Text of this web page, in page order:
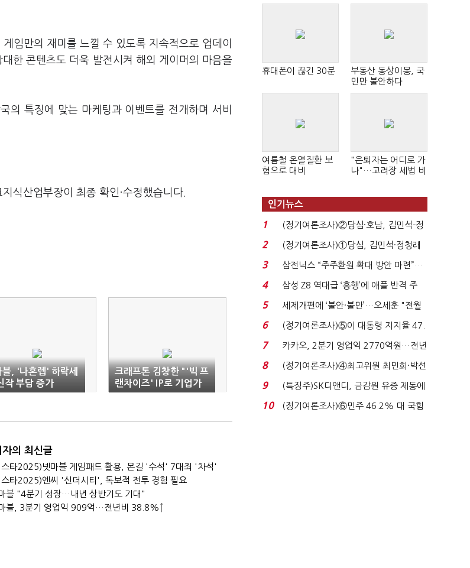
임만의 재미를 느낄 수 있도록 지속적으로 업데이
한 콘텐츠도 더욱 발전시켜 해외 게이머의 마음을
의 특징에 맞는 마케팅과 이벤트를 전개하며 서비
식산업부장이 최종 확인·수정했습니다.
블, '나혼렙' 하락세
작 부담 증가
크래프톤 김창한 "'빅 프
랜차이즈' IP로 기업가
치 배가"
자의 최신글
타2025)넷마블 게임패드 활용, 몬길 '수석' 7대죄 '차석'
타2025)엔씨 '신더시티', 독보적 전투 경험 필요
블 "4분기 성장…내년 상반기도 기대"
블, 3분기 영업익 909억…전년비 38.8%↑
휴대폰이 끊긴 30분
부동산 동상이몽, 국
민만 불안하다
여름철 온열질환 보
험으로 대비
"은퇴자는 어디로 가
나"…고려장 세법 비
인기뉴스
1
(정기여론조사)②당심·호남, 김민석-정
청래 '초접전'...
2
(정기여론조사)①당심, 김민석·정청래
'초접전'…대통령 ...
3
삼전닉스 “주주환원 확대 방안 마련”…
로이터에 성명...
4
삼성 Z8 역대급 ‘흥행’에 애플 반격 주
목…9월 ‘폴...
5
세제개편에 ‘불안·불만’…오세훈 "전월
세 구하기 더 ...
6
(정기여론조사)⑤이 대통령 지지율 47.
7%…일주일 만에 ...
7
카카오, 2분기 영업익 2770억원…전년
비 36% 증가...
8
(정기여론조사)④최고위원 최민희·박선
원 '양강'…서미...
9
(특징주)SK디앤디, 금감원 유증 제동에
장 초반 상한가...
10
(정기여론조사)⑥민주 46.2% 대 국힘